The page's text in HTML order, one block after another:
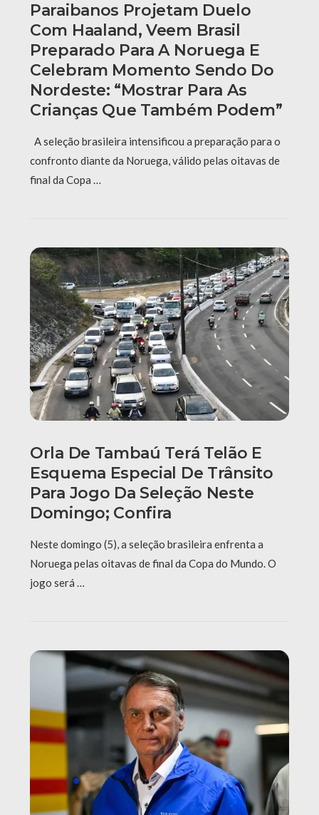
Paraibanos Projetam Duelo
Com Haaland, Veem Brasil
Preparado Para A Noruega E
Celebram Momento Sendo Do
Nordeste: “Mostrar Para As
Crianças Que Também Podem”
A seleção brasileira intensificou a preparação para o
confronto diante da Noruega, válido pelas oitavas de
final da Copa …
Orla De Tambaú Terá Telão E
Esquema Especial De Trânsito
Para Jogo Da Seleção Neste
Domingo; Confira
Neste domingo (5), a seleção brasileira enfrenta a
Noruega pelas oitavas de final da Copa do Mundo. O
jogo será …